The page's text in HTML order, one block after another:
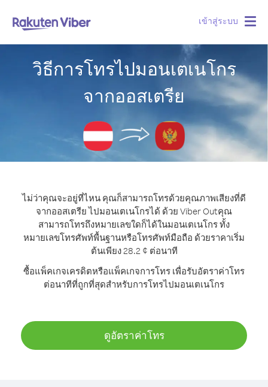
เข้าสู่ระบบ
วิธีการโทรไปมอนเตเนโกร
จากออสเตรีย
ไม่ว่าคุณจะอยู่ที่ไหน คุณก็สามารถโทรด้วยคุณภาพเสียงที่ดี
จากออสเตรีย ไปมอนเตเนโกรได้ ด้วย Viber Outคุณ
สามารถโทรถึงหมายเลขใดก็ได้ในมอนเตเนโกร ทั้ง
หมายเลขโทรศัพท์พื้นฐานหรือโทรศัพท์มือถือ ด้วยราคาเริ่ม
ต้นเพียง 28.2 ¢ ต่อนาที
ซื้อแพ็คเกจเครดิตหรือแพ็คเกจการโทร เพื่อรับอัตราค่าโทร
ต่อนาทีที่ถูกที่สุดสำหรับการโทรไปมอนเตเนโกร
ดูอัตราค่าโทร